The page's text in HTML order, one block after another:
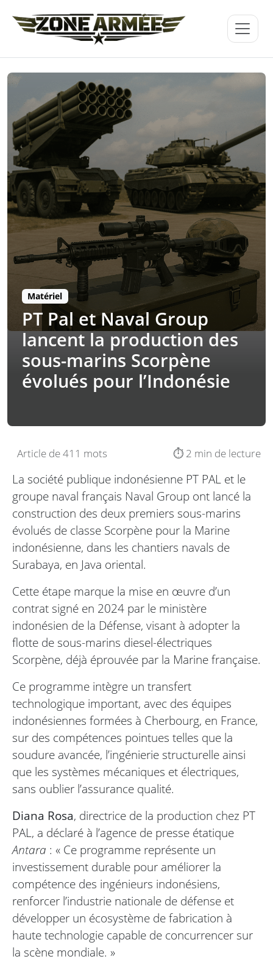
Matériel
PT Pal et Naval Group
lancent la production des
sous-marins Scorpène
évolués pour l’Indonésie
Article de 411 mots ⏱️ 2 min de lecture
La société publique indonésienne PT PAL et le
groupe naval français Naval Group ont lancé la
construction des deux premiers sous-marins
évolués de classe Scorpène pour la Marine
indonésienne, dans les chantiers navals de
Surabaya, en Java oriental.
Cette étape marque la mise en œuvre d’un
contrat signé en 2024 par le ministère
indonésien de la Défense, visant à adopter la
flotte de sous-marins diesel-électriques
Scorpène, déjà éprouvée par la Marine française.
Ce programme intègre un transfert
technologique important, avec des équipes
indonésiennes formées à Cherbourg, en France,
sur des compétences pointues telles que la
soudure avancée, l’ingénierie structurelle ainsi
que les systèmes mécaniques et électriques,
sans oublier l’assurance qualité.
Diana Rosa, directrice de la production chez PT
PAL, a déclaré à l’agence de presse étatique
Antara : « Ce programme représente un
investissement durable pour améliorer la
compétence des ingénieurs indonésiens,
renforcer l’industrie nationale de défense et
développer un écosystème de fabrication à
haute technologie capable de concurrencer sur
la scène mondiale. »